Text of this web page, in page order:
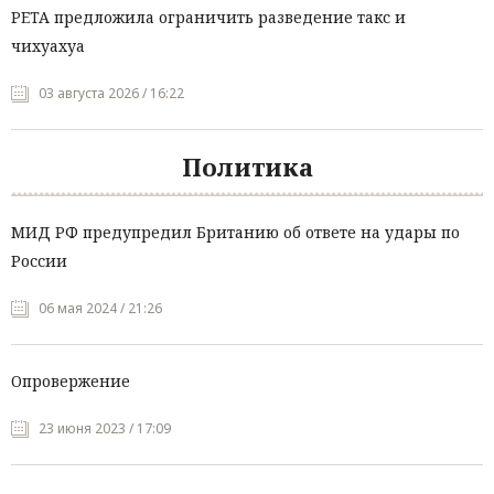
PETA предложила ограничить разведение такс и
чихуахуа
03 августа 2026 / 16:22
Политика
МИД РФ предупредил Британию об ответе на удары по
России
06 мая 2024 / 21:26
Опровержение
23 июня 2023 / 17:09